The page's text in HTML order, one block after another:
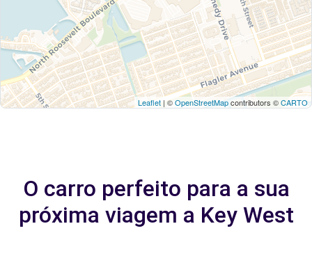
Leaflet | ©OpenStreetMapcontributors ©CARTO
O carro perfeito para a sua
próxima viagem a Key West